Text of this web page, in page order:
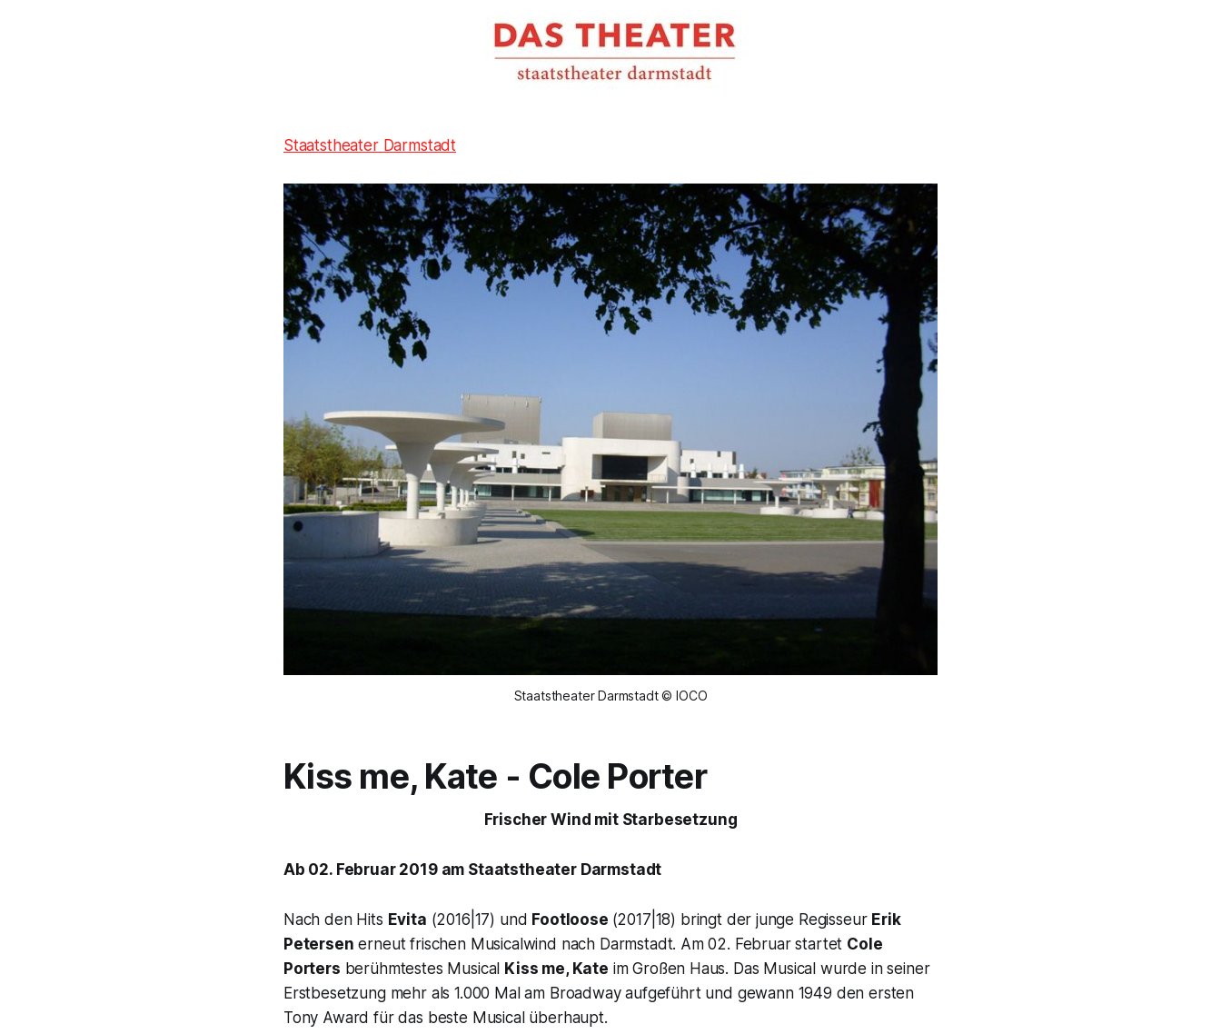
Staatstheater Darmstadt
Staatstheater Darmstadt © IOCO
Kiss me, Kate - Cole Porter
Frischer Wind mit Starbesetzung
Ab 02. Februar 2019 am Staatstheater Darmstadt
Nach den Hits Evita (2016|17) und Footloose (2017|18) bringt der junge Regisseur Erik
Petersen erneut frischen Musicalwind nach Darmstadt. Am 02. Februar startet Cole
Porters berühmtestes Musical Kiss me, Kate im Großen Haus. Das Musical wurde in seiner
Erstbesetzung mehr als 1.000 Mal am Broadway aufgeführt und gewann 1949 den ersten
Tony Award für das beste Musical überhaupt.